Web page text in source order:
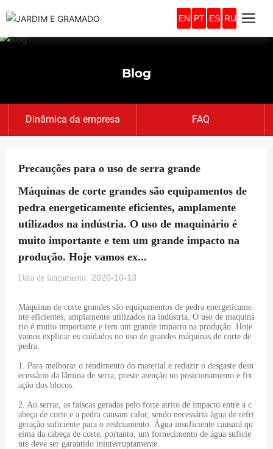
EN PT ES RU
Blog
Dinâmica da empresa FAQ
Precauções para o uso de serra grande
Máquinas de corte grandes são equipamentos de
pedra energeticamente eficientes, amplamente
utilizados na indústria. O uso de maquinário é
muito importante e tem um grande impacto na
produção. Hoje vamos ex...
Data de lançamento: 2020-10-13
Máquinas de corte grandes são equipamentos de pedra energeticame
nte eficientes, amplamente utilizados na indústria. O uso de maquiná
rio é muito importante e tem um grande impacto na produção. Hoje
vamos explicar os cuidados no uso de grandes máquinas de corte de
pedra.
1. Para melhorar o rendimento do material e reduzir o desgaste desn
ecessário da lâmina de serra, preste atenção no posicionamento e fix
ação dos blocos.
2. Ao serrar, as faíscas geradas pelo forte atrito de impacto entre a c
abeça de corte e a pedra causam calor, sendo necessária água de refri
geração suficiente para o resfriamento. Água insuficiente causará qu
eima da cabeça de corte, portanto, um fornecimento de água suficie
nte deve ser garantido ininterruptamente.